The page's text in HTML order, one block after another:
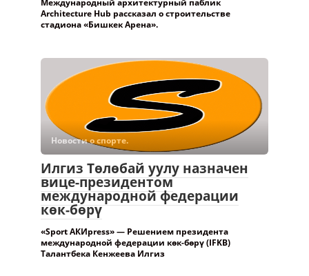
Илгиз Төлөбай уулу назначен
вице-президентом
международной федерации
көк-бөрү
«Sport АКИpress» — Решением президента
международной федерации көк-бөрү (IFKB)
Талантбека Кенжеева Илгиз